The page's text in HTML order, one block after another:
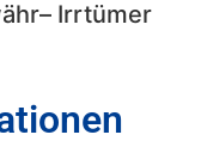
Irrtümer